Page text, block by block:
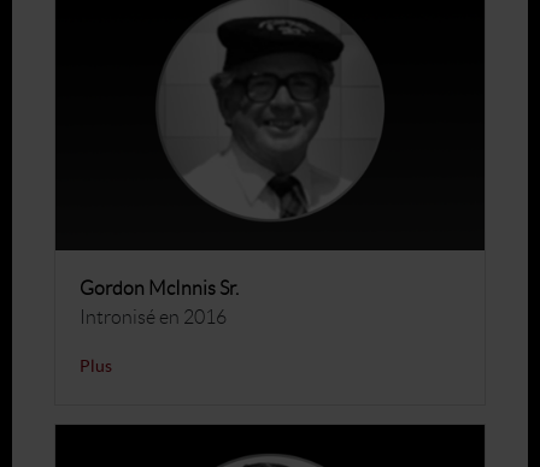
Gordon McInnis Sr.
Intronisé en 2016
Plus